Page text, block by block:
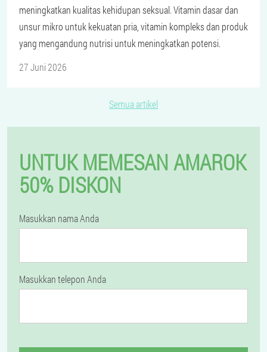
meningkatkan kualitas kehidupan seksual. Vitamin dasar dan
unsur mikro untuk kekuatan pria, vitamin kompleks dan produk
yang mengandung nutrisi untuk meningkatkan potensi.
27 Juni 2026
Semua artikel
UNTUK MEMESAN AMAROK
50% DISKON
Masukkan nama Anda
Masukkan telepon Anda